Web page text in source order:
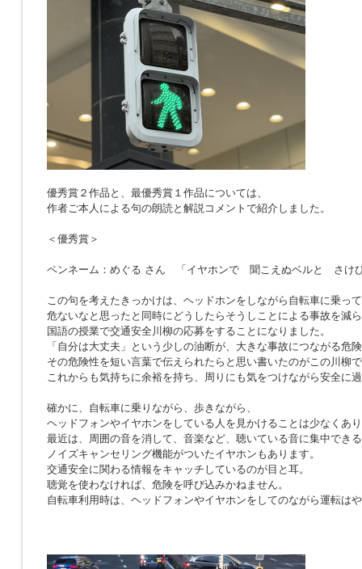
優秀賞２作品と、最優秀賞１作品については、
作者ご本人による句の朗読と解説コメントで紹介しました。
＜優秀賞＞
ペンネーム：めぐる さん 「イヤホンで 聞こえぬベルと さけ
この句を考えたきっかけは、ヘッドホンをしながら自転車に乗っ
危ないなと思ったと同時にどうしたらそうしことによる事故を減
国語の授業で交通安全川柳の応募をすることになりました。
「自分は大丈夫」という少しの油断が、大きな事故につながる危
その危険性を短い言葉で伝えられたらと思い書いたのがこの川柳
これからも気持ちに余裕を持ち、周りにも気をつけながら安全に
確かに、自転車に乗りながら、歩きながら、
ヘッドフォンやイヤホンをしている人を見かけることは少なくあ
最近は、周囲の音を消して、音楽など、聴いている音に集中できる
ノイズキャンセリング機能がついたイヤホンもあります。
交通安全に関わる情報をキャッチしているのが目と耳。
聴覚を使わなければ、危険を呼び込みかねません。
自転車利用時は、ヘッドフォンやイヤホンをしてのながら運転は